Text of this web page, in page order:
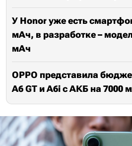
У Honor уже есть
мАч, в разработке –
мАч
OPPO представила
A6 GT и A6i с АКБ на 7000